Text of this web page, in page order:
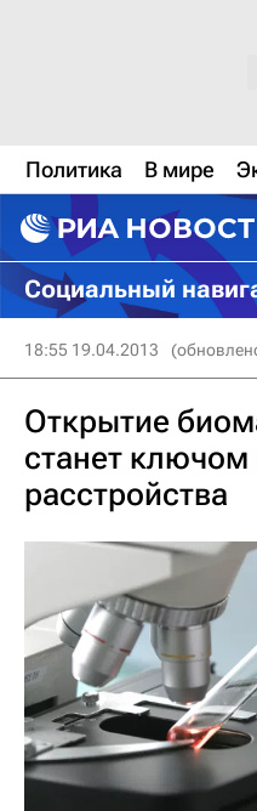
Политика В мире
Социальный
18:55 19.04.2013
Открытие
станет ключом
расстройства